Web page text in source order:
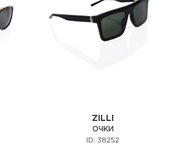
ZILLI
ОЧКИ
ID: 38252